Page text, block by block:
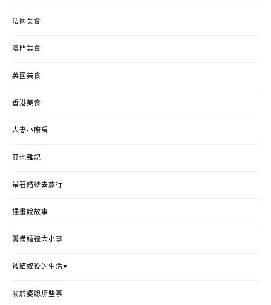
法國美食
澳門美食
英國美食
香港美食
人妻小廚房
其他雜記
帶著婚紗去旅行
插畫說故事
籌備婚禮大小事
被貓奴役的生活♥
關於婆媳那些事